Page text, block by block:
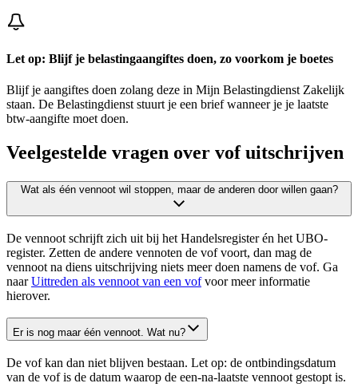
Let op: Blijf je belastingaangiftes doen, zo voorkom je boetes
Blijf je aangiftes doen zolang deze in Mijn Belastingdienst Zakelijk
staan. De Belastingdienst stuurt je een brief wanneer je je laatste
btw-aangifte moet doen.
Veelgestelde vragen over vof uitschrijven
Wat als één vennoot wil stoppen, maar de anderen door willen gaan?
De vennoot schrijft zich uit bij het Handelsregister én het UBO-
register. Zetten de andere vennoten de vof voort, dan mag de
vennoot na diens uitschrijving niets meer doen namens de vof. Ga
naarUittreden als vennoot van een vofvoor meer informatie
hierover.
Er is nog maar één vennoot. Wat nu?
De vof kan dan niet blijven bestaan. Let op: de ontbindingsdatum
van de vof is de datum waarop de een-na-laatste vennoot gestopt is.